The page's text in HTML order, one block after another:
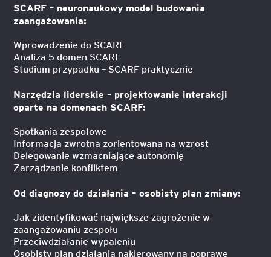
SCARF – neuronaukowy model budowania
zaangażowania:
Wprowadzenie do SCARF
Analiza 5 domen SCARF
Studium przypadku – SCARF praktycznie
Narzędzia liderskie – projektowanie interakcji
oparte na domenach SCARF:
Spotkania zespołowe
Informacja zwrotna zorientowana na wzrost
Delegowanie wzmacniające autonomię
Zarządzanie konfliktem
Od diagnozy do działania – osobisty plan zmiany:
Jak zidentyfikować największe zagrożenie w
zaangażowaniu zespołu
Przeciwdziałanie wypaleniu
Osobisty plan działania nakierowany na poprawę